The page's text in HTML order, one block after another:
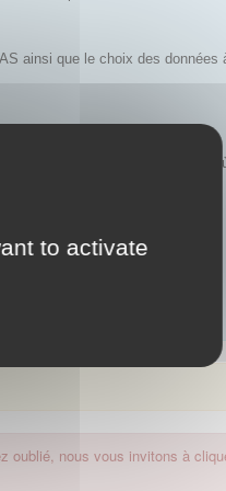
to activate
ainsi que le choix des données
ou nationale), dans la mesure
oublié, nous vous invitons à